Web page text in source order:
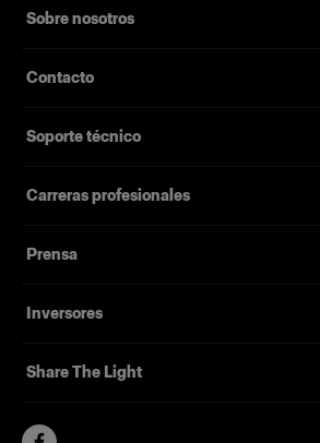
Sobre nosotros
Contacto
Soporte técnico
Carreras profesionales
Prensa
Inversores
Share The Light